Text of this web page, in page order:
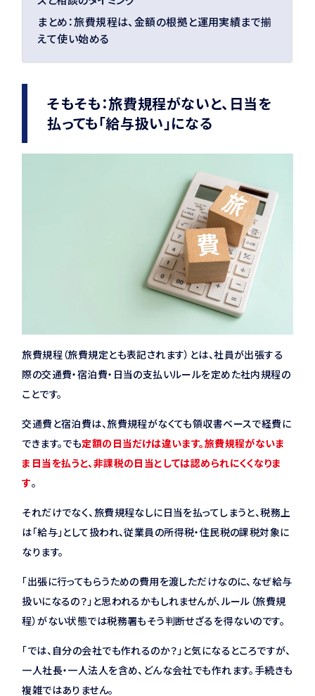
まとめ：旅費規程は、金額の根拠と運用実績まで揃
えて使い始める
そもそも：旅費規程がないと、日当を
払っても「給与扱い」になる
旅費規程（旅費規定とも表記されます）とは、社員が出張する
際の交通費・宿泊費・日当の支払いルールを定めた社内規程の
ことです。
交通費と宿泊費は、旅費規程がなくても領収書ベースで経費に
できます。でも定額の日当だけは違います。旅費規程がないま
ま日当を払うと、非課税の日当としては認められにくくなりま
す。
それだけでなく、旅費規程なしに日当を払ってしまうと、税務上
は「給与」として扱われ、従業員の所得税・住民税の課税対象に
なります。
「出張に行ってもらうための費用を渡しただけなのに、なぜ給与
扱いになるの？」と思われるかもしれませんが、ルール（旅費規
程）がない状態では税務署もそう判断せざるを得ないのです。
「では、自分の会社でも作れるのか？」と気になるところですが、
一人社長・一人法人を含め、どんな会社でも作れます。手続きも
複雑ではありません。